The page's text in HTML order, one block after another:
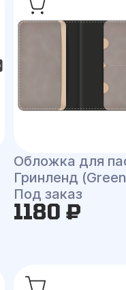
Обложка для
Гринленд
Под заказ
1180 ₽